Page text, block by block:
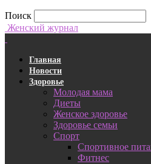
Поиск
Женский журнал
Главная
Новости
Здоровье
Молодая мама
Диеты
Женское здоровье
Здоровье семьи
Спорт
Спортивное
Фитнес